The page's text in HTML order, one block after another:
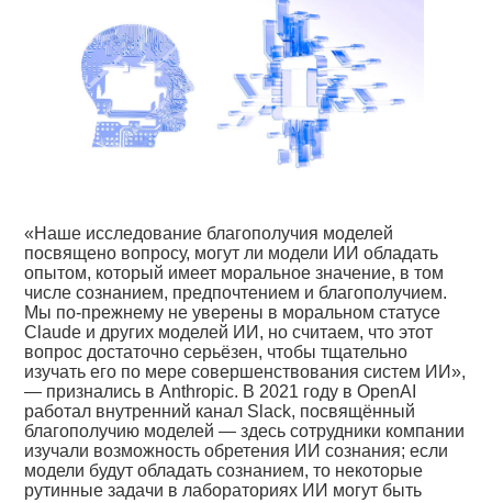
«Наше исследование благополучия моделей
посвящено вопросу, могут ли модели ИИ обладать
опытом, который имеет моральное значение, в том
числе сознанием, предпочтением и благополучием.
Мы по-прежнему не уверены в моральном статусе
Claude и других моделей ИИ, но считаем, что этот
вопрос достаточно серьёзен, чтобы тщательно
изучать его по мере совершенствования систем ИИ»,
— признались в Anthropic. В 2021 году в OpenAI
работал внутренний канал Slack, посвящённый
благополучию моделей — здесь сотрудники компании
изучали возможность обретения ИИ сознания; если
модели будут обладать сознанием, то некоторые
рутинные задачи в лабораториях ИИ могут быть